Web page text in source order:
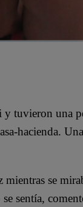
tuvieron una
hacienda.
se
sentía,